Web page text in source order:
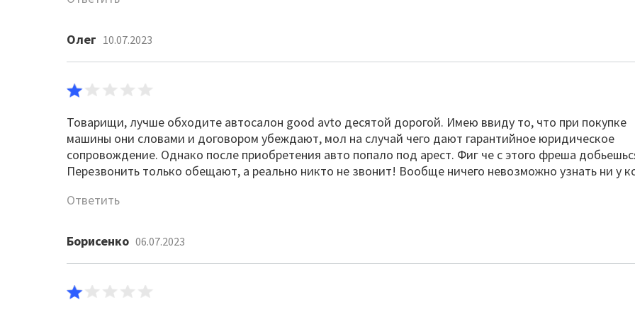
Олег 10.07.2023
Товарищи, лучше обходите автосалон good avto десятой дорогой. Имею ввиду то, что при покупке
машины они словами и договором убеждают, мол на случай чего дают гарантийное юридическое
сопровождение. Однако после приобретения авто попало под арест. Фиг че с этого фреша
Перезвонить только обещают, а реально никто не звонит! Вообще ничего невозможно узнать ни у
Ответить
Борисенко 06.07.2023